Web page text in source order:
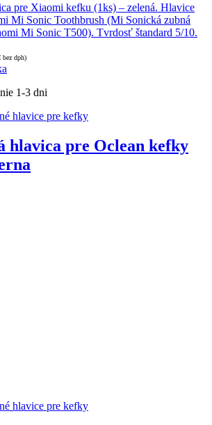
pre Xiaomi kefku (1ks) – zelená. Hlavice
Mi Sonic Toothbrush (Mi Sonická zubná
Mi Sonic T500). Tvrdosť štandard 5/10.
bez dph)
1-3 dni
hlavice pre kefky
hlavica pre Oclean kefky
hlavice pre kefky